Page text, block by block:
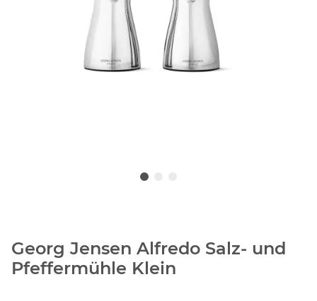
Georg Jensen Alfredo Salz- und
Pfeffermühle Klein